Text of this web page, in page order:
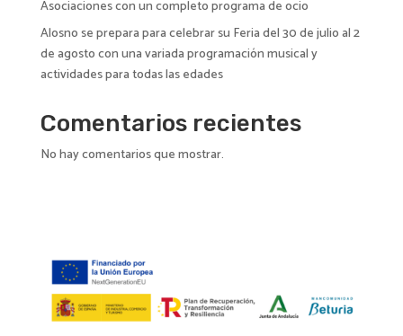
Asociaciones con un completo programa de ocio
Alosno se prepara para celebrar su Feria del 30 de julio al 2
de agosto con una variada programación musical y
actividades para todas las edades
Comentarios recientes
No hay comentarios que mostrar.